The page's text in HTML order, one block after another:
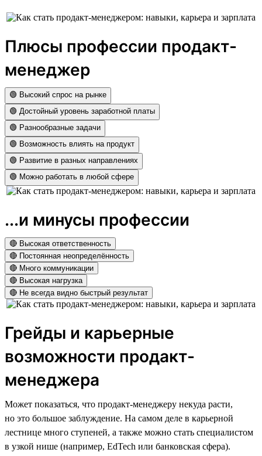
Плюсы профессии продакт-
менеджер
🟢 Высокий спрос на рынке
🟢 Достойный уровень заработной платы
🟢 Разнообразные задачи
🟢 Возможность влиять на продукт
🟢 Развитие в разных направлениях
🟢 Можно работать в любой сфере
...и минусы профессии
🔴 Высокая ответственность
🔴 Постоянная неопределённость
🔴 Много коммуникации
🔴 Высокая нагрузка
🔴 Не всегда видно быстрый результат
Грейды и карьерные
возможности продакт-
менеджера
Может показаться, что продакт-менеджеру некуда расти,
но это большое заблуждение. На самом деле в карьерной
лестнице много ступеней, а также можно стать специалистом
в узкой нише (например, EdTech или банковская сфера).